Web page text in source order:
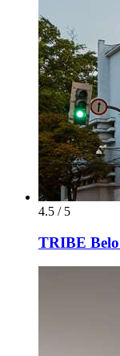
4.5 / 5
TRIBE